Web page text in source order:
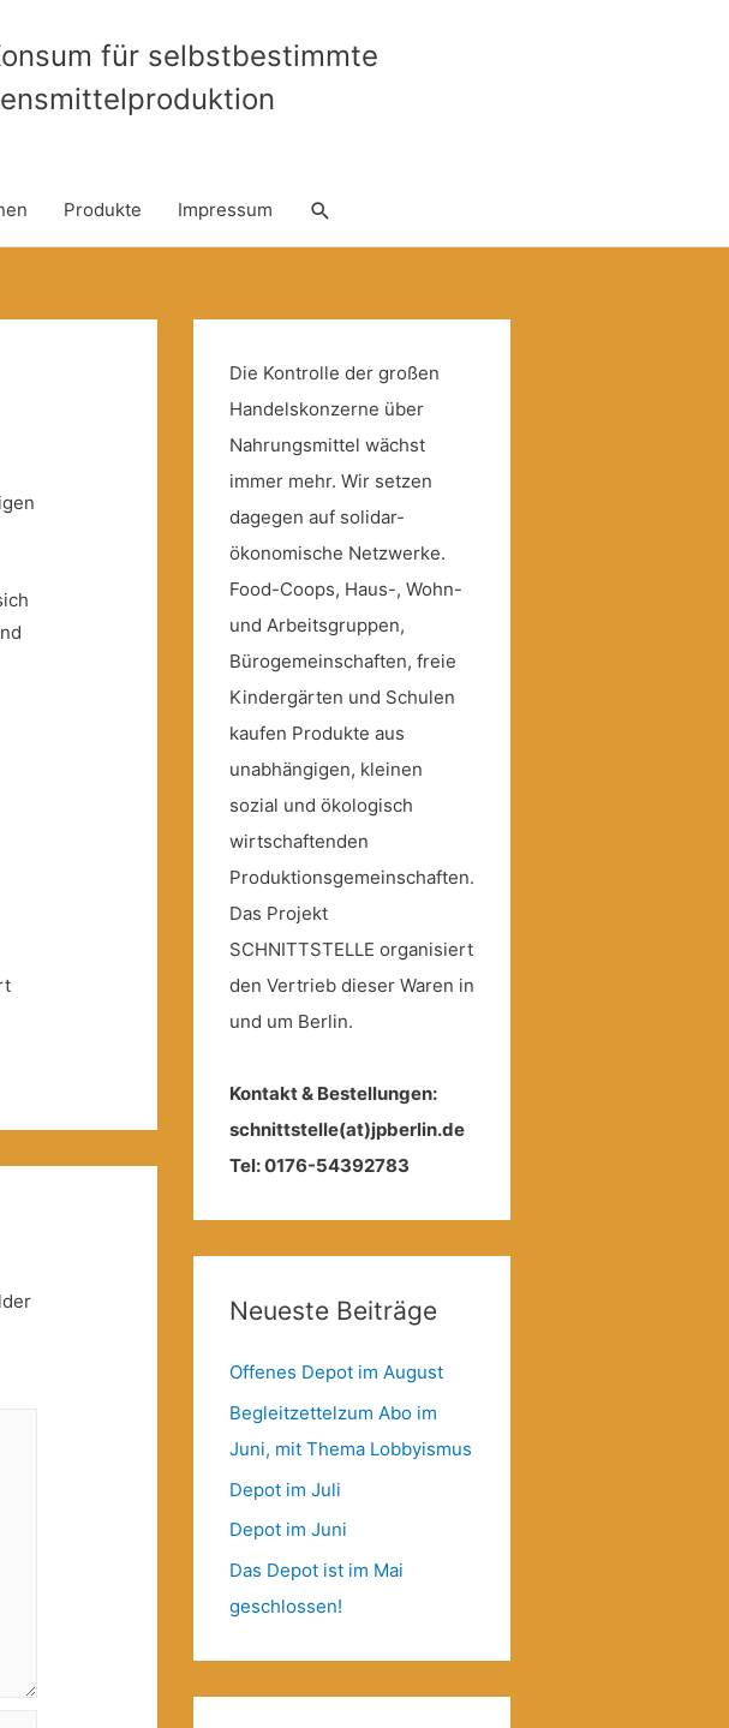
für selbstbestimmte
Produkte Impressum Suche
Die Kontrolle der großen
Handelskonzerne über
Nahrungsmittel wächst
immer mehr. Wir setzen
dagegen auf solidar-
ökonomische Netzwerke.
Food-Coops, Haus-, Wohn-
und Arbeitsgruppen,
Bürogemeinschaften, freie
Kindergärten und Schulen
kaufen Produkte aus
unabhängigen, kleinen
sozial und ökologisch
wirtschaftenden
Produktionsgemeinschaften.
Das Projekt
SCHNITTSTELLE organisiert
den Vertrieb dieser Waren in
und um Berlin.
Kontakt & Bestellungen:
schnittstelle(at)jpberlin.de
Tel: 0176-54392783
Neueste Beiträge
Offenes Depot im August
Begleitzettelzum Abo im
Juni, mit Thema Lobbyismus
Depot im Juli
Depot im Juni
Das Depot ist im Mai
geschlossen!